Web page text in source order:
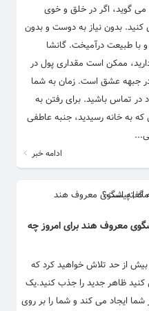
می گوید، اگر در خلق و خوی
کنید. بدون نیاز به دوست و بدون
با طبیعت درآمیخت. گانشا
ممکن است مقداری پول در
جبهه عشق است. زمان به شما
تماس باشید. برای رفتن به
به خانه رسیدید، جنبه عاطفی
ادامه خبر
ماه | پیشگوی معروف هند برای امروز چه
بیش از حد تلاش خواهید کرد که
ظاهر جدید را جذب کنید.یک
شما ایجاد می کند و شما را بر روی